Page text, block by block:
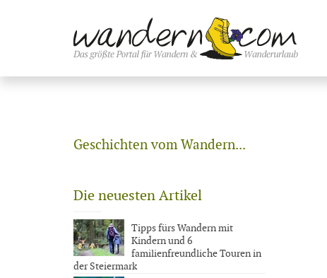
Geschichten vom Wandern...
Die neuesten Artikel
Tipps fürs Wandern mit
Kindern und 6
familienfreundliche Touren in
der Steiermark